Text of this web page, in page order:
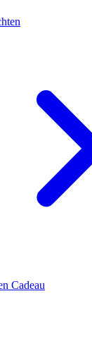
Cadeau